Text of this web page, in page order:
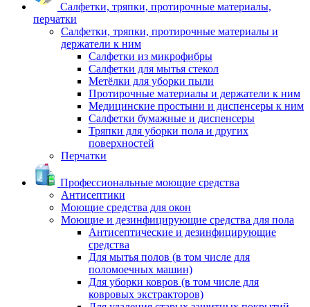
Салфетки, тряпки, протирочные материалы,
перчатки
Салфетки, тряпки, протирочные материалы и
держатели к ним
Салфетки из микрофибры
Салфетки для мытья стекол
Метёлки для уборки пыли
Протирочные материалы и держатели к ним
Медицинские простыни и диспенсеры к ним
Салфетки бумажные и диспенсеры
Тряпки для уборки пола и других
поверхностей
Перчатки
Профессиональные моющие средства
Антисептики
Моющие средства для окон
Моющие и дезинфицирующие средства для пола
Антисептические и дезинфицирующие
средства
Для мытья полов (в том числе для
поломоечных машин)
Для уборки ковров (в том числе для
ковровых экстракторов)